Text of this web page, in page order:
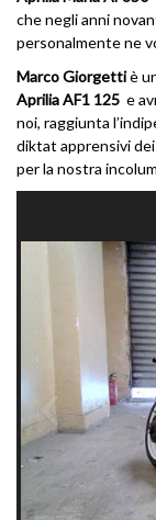
che negli anni
personalmente ne
Marco Giorgettiè
Aprilia AF1 125 e
noi, raggiunta
diktat apprensivi
per la nostra